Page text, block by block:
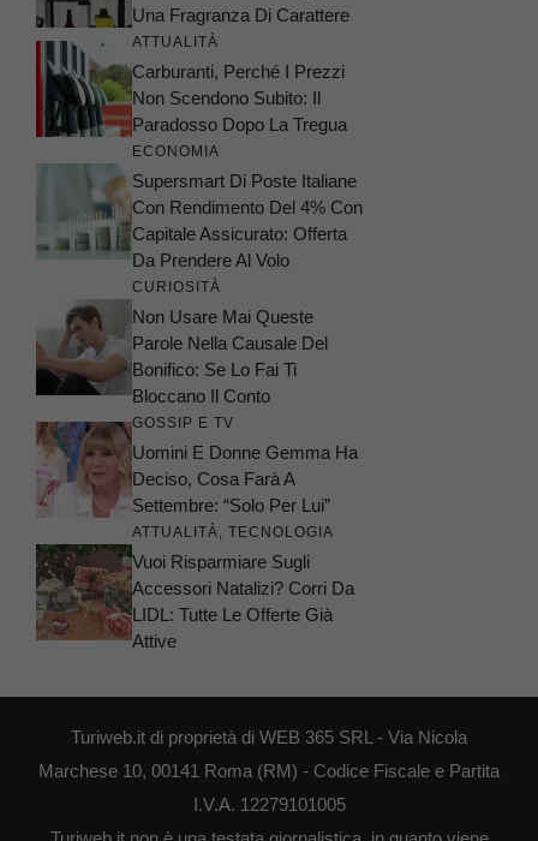
Una Fragranza Di Carattere
ATTUALITÀ
Carburanti, Perché I Prezzi
Non Scendono Subito: Il
Paradosso Dopo La Tregua
ECONOMIA
Supersmart Di Poste Italiane
Con Rendimento Del 4% Con
Capitale Assicurato: Offerta
Da Prendere Al Volo
CURIOSITÀ
Non Usare Mai Queste
Parole Nella Causale Del
Bonifico: Se Lo Fai Ti
Bloccano Il Conto
GOSSIP E TV
Uomini E Donne Gemma Ha
Deciso, Cosa Farà A
Settembre: “Solo Per Lui”
ATTUALITÀ, TECNOLOGIA
Vuoi Risparmiare Sugli
Accessori Natalizi? Corri Da
LIDL: Tutte Le Offerte Già
Attive
Turiweb.it di proprietà di WEB 365 SRL - Via Nicola
Marchese 10, 00141 Roma (RM) - Codice Fiscale e Partita
I.V.A. 12279101005